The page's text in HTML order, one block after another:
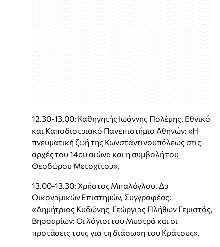
12.30-13.00: Καθηγητής Ιωάννης Πολέμης, Εθνικό
και Καποδιστριακό Πανεπιστήμιο Αθηνών: «Η
πνευματική ζωή της Κωνσταντινουπόλεως στις
αρχές του 14ου αιώνα και η συμβολή του
Θεοδώρου Μετοχίτου».
13.00-13.30: Χρήστος Μπαλόγλου, Δρ
Οικονομικών Επιστημών, Συγγραφέας:
«Δημήτριος Κυδώνης, Γεώργιος Πλήθων Γεμιστός,
Βησσαρίων: Οι λόγιοι του Μυστρά και οι
προτάσεις τους για τη διάσωση του Κράτους».